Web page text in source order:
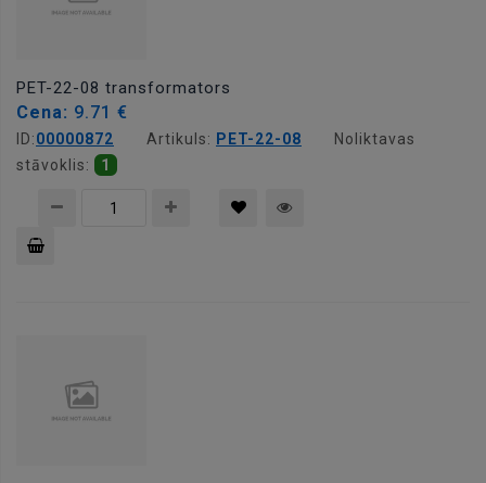
PET-22-08 transformators
Cena: 9.71 €
ID:00000872 Artikuls: PET-22-08
Noliktavas
stāvoklis:
1